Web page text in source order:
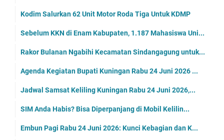
Kodim Salurkan 62 Unit Motor Roda Tiga Untuk KDMP
Sebelum KKN di Enam Kabupaten, 1.187 Mahasiswa Uni...
Rakor Bulanan Ngabihi Kecamatan Sindangagung untuk...
Agenda Kegiatan Bupati Kuningan Rabu 24 Juni 2026 ...
Jadwal Samsat Keliling Kuningan Rabu 24 Juni 2026,...
SIM Anda Habis? Bisa Diperpanjang di Mobil Kelilin...
Embun Pagi Rabu 24 Juni 2026: Kunci Kebagian dan K...